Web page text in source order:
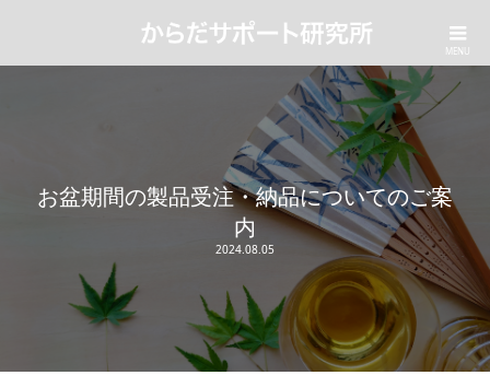
お盆期間の製品受注・納品についてのご案
内
2024.08.05